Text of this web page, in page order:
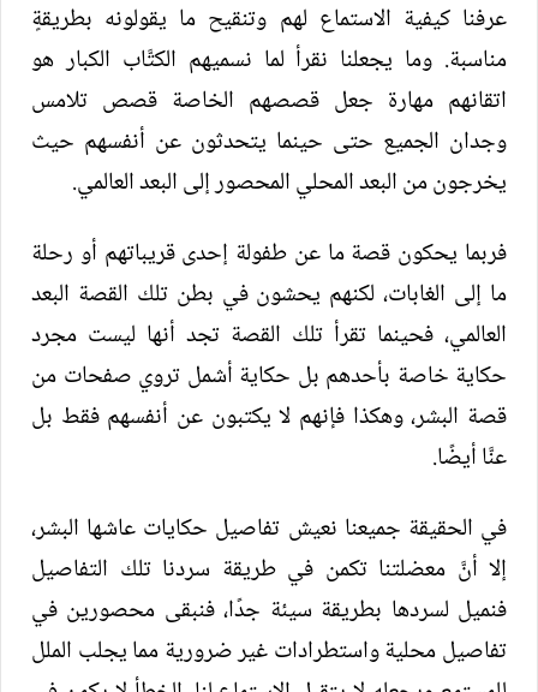
عرفنا كيفية الاستماع لهم وتنقيح ما يقولونه بطريقةٍ
مناسبة. وما يجعلنا نقرأ لما نسميهم الكتَّاب الكبار هو
اتقانهم مهارة جعل قصصهم الخاصة قصص تلامس
وجدان الجميع حتى حينما يتحدثون عن أنفسهم حيث
يخرجون من البعد المحلي المحصور إلى البعد العالمي.
فربما يحكون قصة ما عن طفولة إحدى قريباتهم أو رحلة
ما إلى الغابات، لكنهم يحشون في بطن تلك القصة البعد
العالمي، فحينما تقرأ تلك القصة تجد أنها ليست مجرد
حكاية خاصة بأحدهم بل حكاية أشمل تروي صفحات من
قصة البشر، وهكذا فإنهم لا يكتبون عن أنفسهم فقط بل
عنَّا أيضًا.
في الحقيقة جميعنا نعيش تفاصيل حكايات عاشها البشر،
إلا أنَّ معضلتنا تكمن في طريقة سردنا تلك التفاصيل
فنميل لسردها بطريقة سيئة جدًا، فنبقى محصورين في
تفاصيل محلية واستطرادات غير ضرورية مما يجلب الملل